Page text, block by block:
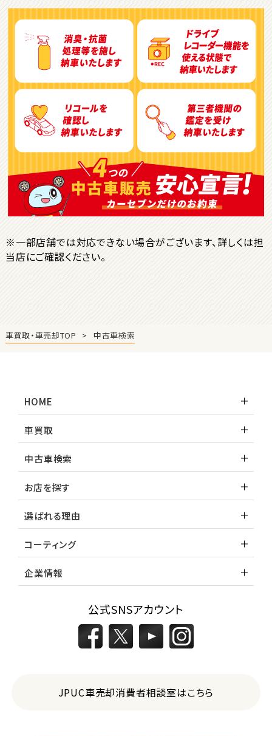
アルファード
位
トヨタ
ヴォクシー
ＳＵＶ・クロカン
1 位
トヨタ
ヤリスクロス
※一部店舗では対応できない場合がございます、詳しくは担
当店にご確認ください。
車買取・車売却TOP 中古車検索
HOME
車買取
中古車検索
お店を探す
選ばれる理由
コーティング
企業情報
公式SNSアカウント
JPUC車売却消費者相談室はこちら